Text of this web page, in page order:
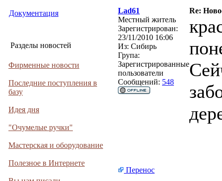
Документация
Разделы новостей
Фирменные новости
Последние поступления в
базу
Идея дня
"Очумелые ручки"
Мастерская и оборудование
Полезное в Интернете
Lad61
Re:
Местный житель
Зарегистрирован:
23/11/2010 16:06
Из: Сибирь
Група:
Зарегистрированные
пользователи
Сообщений: 548
Перенос